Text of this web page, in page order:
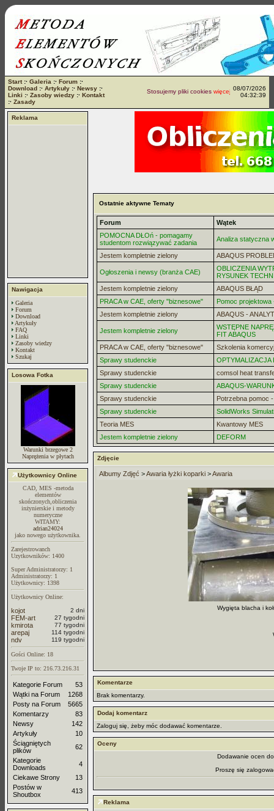
Start:· Galeria :· Forum :·
Download :· Artykuły :· Newsy :·
Linki :· Zasoby wiedzy :· Kontakt
:· Zasady
Stosujemy pliki cookieswięcej...
08/07/2026
04:32:39
Reklama
Nawigacja
Galeria
Forum
Download
Artykuły
FAQ
Linki
Zasoby wiedzy
Kontakt
Szukaj
Losowa Fotka
Warunki brzegowe 2
Naprężenia w płytach
Użytkownicy Online
CAD, MES -metoda
elementów
skończonych,obliczenia
inżynierskie i metody
numeryczne
WITAMY:
adrian24024
jako nowego użytkownika.
Zarejestrowanch
Uzytkowników: 1400
Super Administratorzy: 1
Administratorzy: 1
Użytkownicy: 1398
Użytkownicy Online:
kojot 2 dni
FEM-art 27 tygodni
kmirota 77 tygodni
arepaj 114 tygodni
ndv 119 tygodni
Gości Online: 18
Twoje IP to: 216.73.216.31
Kategorie Forum
53
Wątki na Forum
1268
Posty na Forum
5665
Komentarzy
83
Newsy
142
Artykuły
10
Ściągniętych
plików
62
Kategorie
Downloads
4
Ciekawe Strony
13
Postów w
Shoutbox
413
Ostatnie aktywne Tematy
Forum
Wątek
POMOCNA DŁOń - pomagamy
studentom rozwiązywać zadania
Analiza statyczna
Jestem kompletnie zielony ABAQUS
Ogłoszenia i newsy (branża CAE)
OBLICZENIA
RYSUNEK
Jestem kompletnie zielony
ABAQUS BŁĄD
PRACA w CAE, oferty "biznesowe"
Pomoc projektowa
Jestem kompletnie zielony
ABAQUS -
Jestem kompletnie zielony
WSTĘPNE
FIT ABAQUS
PRACA w CAE, oferty "biznesowe"
Szkolenia
Sprawy studenckie
OPTYMALIZACJA
Sprawy studenckie
comsol heat
Sprawy studenckie
ABAQUS-
Sprawy studenckie
Potrzebna pomoc
Sprawy studenckie
SolidWorks
Teoria MES
Kwantowy MES
Jestem kompletnie zielony
DEFORM
Zdjęcie
Albumy Zdjęć >Awaria łyżki koparki >Awaria
Wygięta blacha i
Komentarze
Brak komentarzy.
Dodaj komentarz
Zaloguj się, żeby móc dodawać komentarze.
Oceny
Dodawanie ocen
Proszę się
Reklama